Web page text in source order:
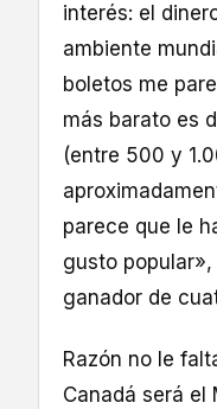
interés: el
ambiente
boletos me
más barato es
(entre 500 y
parece que le
gusto
ganador de
Razón no le
Canadá será el